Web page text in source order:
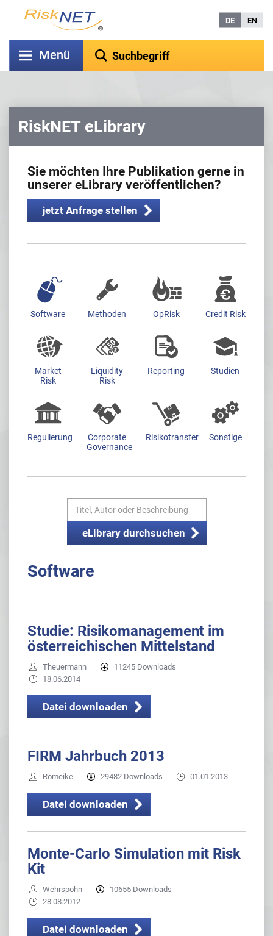
DE EN
Menü
RiskNET eLibrary
Sie möchten Ihre Publikation gerne in
unserer eLibrary veröffentlichen?
jetzt Anfrage stellen
Software Methoden OpRisk Credit Risk
Market
Risk
Liquidity
Risk
Reporting Studien
Regulierung
Corporate
Governance
Risikotransfer Sonstige
Software
Studie: Risikomanagement im
österreichischen Mittelstand
Theuermann
11245 Downloads
18.06.2014
Datei downloaden
FIRM Jahrbuch 2013
Romeike 29482 Downloads 01.01.2013
Datei downloaden
Monte-Carlo Simulation mit Risk
Kit
Wehrspohn
10655 Downloads
28.08.2012
Datei downloaden